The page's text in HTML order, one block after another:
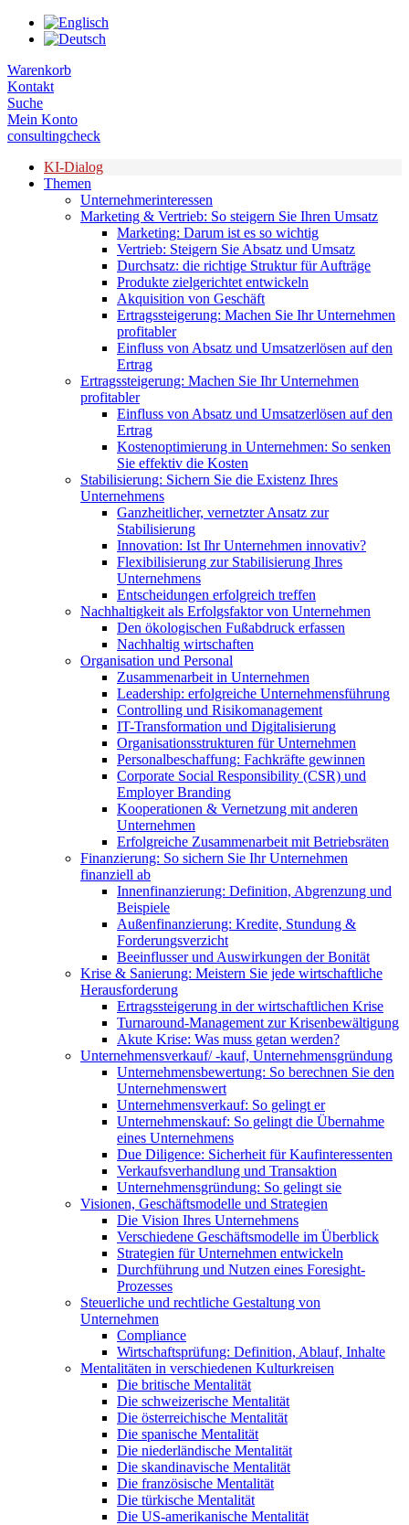
Zum
Inhalt
Warenkorb
Kontakt
Suche
Mein Konto
consultingcheck
KI-Dialog
Themen
Unternehmerinteressen
Marketing & Vertrieb: So steigern Sie Ihren Umsatz
Marketing: Darum ist es so wichtig
Vertrieb: Steigern Sie Absatz und Umsatz
Durchsatz: die richtige Struktur für Aufträge
Produkte zielgerichtet entwickeln
Akquisition von Geschäft
Ertragssteigerung: Machen Sie Ihr Unternehmen
profitabler
Einfluss von Absatz und Umsatzerlösen auf den
Ertrag
Ertragssteigerung: Machen Sie Ihr Unternehmen
profitabler
Einfluss von Absatz und Umsatzerlösen auf den
Ertrag
Kostenoptimierung in Unternehmen: So senken
Sie effektiv die Kosten
Stabilisierung: Sichern Sie die Existenz Ihres
Unternehmens
Ganzheitlicher, vernetzter Ansatz zur
Stabilisierung
Innovation: Ist Ihr Unternehmen innovativ?
Flexibilisierung zur Stabilisierung Ihres
Unternehmens
Entscheidungen erfolgreich treffen
Nachhaltigkeit als Erfolgsfaktor von Unternehmen
Den ökologischen Fußabdruck erfassen
Nachhaltig wirtschaften
Organisation und Personal
Zusammenarbeit in Unternehmen
Leadership: erfolgreiche Unternehmensführung
Controlling und Risikomanagement
IT-Transformation und Digitalisierung
Organisationsstrukturen für Unternehmen
Personalbeschaffung: Fachkräfte gewinnen
Corporate Social Responsibility (CSR) und
Employer Branding
Kooperationen & Vernetzung mit anderen
Unternehmen
Erfolgreiche Zusammenarbeit mit Betriebsräten
Finanzierung: So sichern Sie Ihr Unternehmen
finanziell ab
Innenfinanzierung: Definition, Abgrenzung und
Beispiele
Außenfinanzierung: Kredite, Stundung &
Forderungsverzicht
Beeinflusser und Auswirkungen der Bonität
Krise & Sanierung: Meistern Sie jede wirtschaftliche
Herausforderung
Ertragssteigerung in der wirtschaftlichen Krise
Turnaround-Management zur Krisenbewältigung
Akute Krise: Was muss getan werden?
Unternehmensverkauf/ -kauf, Unternehmensgründung
Unternehmensbewertung: So berechnen Sie den
Unternehmenswert
Unternehmensverkauf: So gelingt er
Unternehmenskauf: So gelingt die Übernahme
eines Unternehmens
Due Diligence: Sicherheit für Kaufinteressenten
Verkaufsverhandlung und Transaktion
Unternehmensgründung: So gelingt sie
Visionen, Geschäftsmodelle und Strategien
Die Vision Ihres Unternehmens
Verschiedene Geschäftsmodelle im Überblick
Strategien für Unternehmen entwickeln
Durchführung und Nutzen eines Foresight-
Prozesses
Steuerliche und rechtliche Gestaltung von
Unternehmen
Compliance
Wirtschaftsprüfung: Definition, Ablauf, Inhalte
Mentalitäten in verschiedenen Kulturkreisen
Die britische Mentalität
Die schweizerische Mentalität
Die österreichische Mentalität
Die spanische Mentalität
Die niederländische Mentalität
Die skandinavische Mentalität
Die französische Mentalität
Die türkische Mentalität
Die US-amerikanische Mentalität